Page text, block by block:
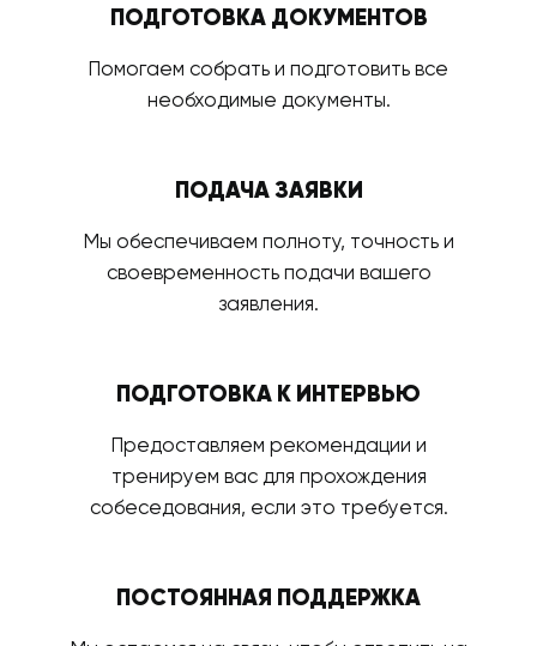
ПОДГОТОВКА ДОКУМЕНТОВ
Помогаем собрать и подготовить все
необходимые документы.
ПОДАЧА ЗАЯВКИ
Мы обеспечиваем полноту, точность и
своевременность подачи вашего
заявления.
ПОДГОТОВКА К ИНТЕРВЬЮ
Предоставляем рекомендации и
тренируем вас для прохождения
собеседования, если это требуется.
ПОСТОЯННАЯ ПОДДЕРЖКА